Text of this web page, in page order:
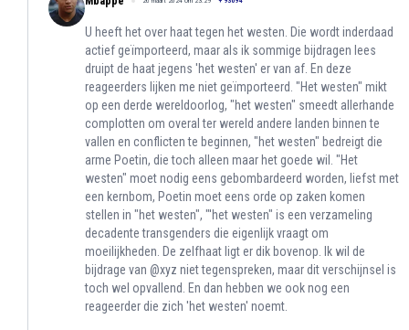
U heeft het over haat tegen het westen. Die wordt inderdaad
actief geïmporteerd, maar als ik sommige bijdragen lees
druipt de haat jegens 'het westen' er van af. En deze
reageerders lijken me niet geïmporteerd. "Het westen" mikt
op een derde wereldoorlog, "het westen" smeedt allerhande
complotten om overal ter wereld andere landen binnen te
vallen en conflicten te beginnen, "het westen" bedreigt die
arme Poetin, die toch alleen maar het goede wil. "Het
westen" moet nodig eens gebombardeerd worden, liefst met
een kernbom, Poetin moet eens orde op zaken komen
stellen in "het westen", "'het westen" is een verzameling
decadente transgenders die eigenlijk vraagt om
moeilijkheden. De zelfhaat ligt er dik bovenop. Ik wil de
bijdrage van @xyz niet tegenspreken, maar dit verschijnsel is
toch wel opvallend. En dan hebben we ook nog een
reageerder die zich 'het westen' noemt.